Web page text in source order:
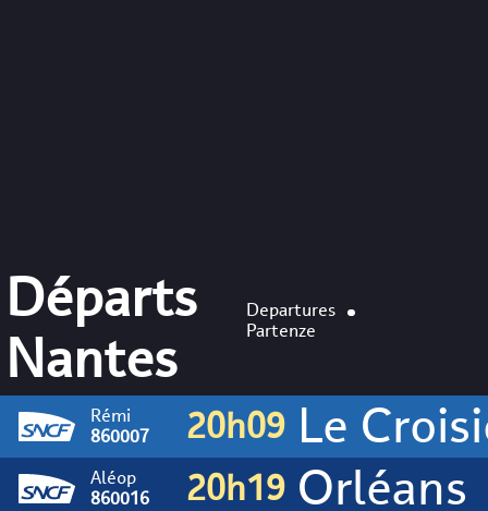
Départs
Nantes
Departures
Partenze
Rémi
860007
20h09
Le Croisic
Aléop
860016
20h19
Orléans